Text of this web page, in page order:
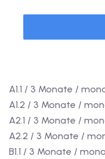
A1.1 / 3 Monate /
A1.2 / 3 Monate /
A2.1 / 3 Monate /
A2.2 / 3 Monate /
B1.1 / 3 Monate /